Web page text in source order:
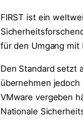
FIRST ist ein
für den Umgang
Den Standard setzt
übernehmen
VMware vergeben
Nationale